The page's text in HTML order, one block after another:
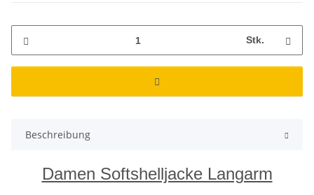
Stk.
Beschreibung
Damen Softshelljacke Langarm